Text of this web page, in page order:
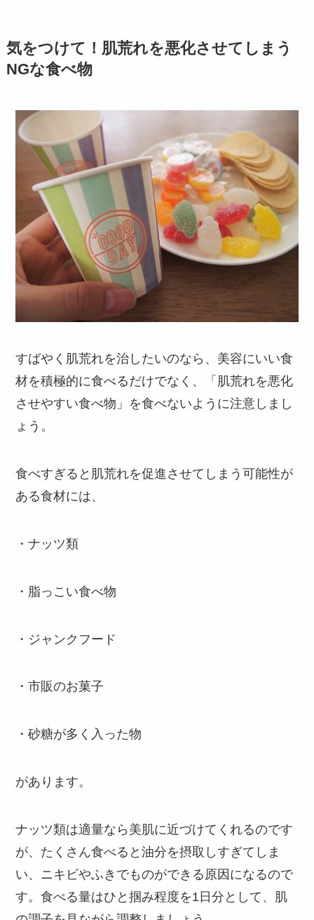
気をつけて！肌荒れを悪化させてしまう
NGな食べ物
すばやく肌荒れを治したいのなら、美容にいい食
材を積極的に食べるだけでなく、「肌荒れを悪化
させやすい食べ物」を食べないように注意しまし
ょう。
食べすぎると肌荒れを促進させてしまう可能性が
ある食材には、
・ナッツ類
・脂っこい食べ物
・ジャンクフード
・市販のお菓子
・砂糖が多く入った物
があります。
ナッツ類は適量なら美肌に近づけてくれるのです
が、たくさん食べると油分を摂取しすぎてしま
い、ニキビやふきでものができる原因になるので
す。食べる量はひと掴み程度を1日分として、肌